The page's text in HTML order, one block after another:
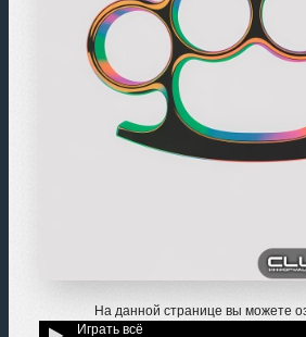
На данной странице вы можете
Играть всё